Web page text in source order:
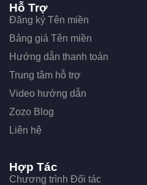
Hỗ Trợ
Đăng ký Tên miền
Bảng giá Tên miền
Hướng dẫn thanh toán
Trung tâm hỗ trợ
Video hướng dẫn
Zozo Blog
Liên hệ
Hợp Tác
Chương trình Đối tác